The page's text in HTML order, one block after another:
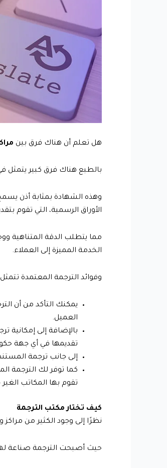
هل تعلم أن هناك فرق بين
بالطبع هناك فرق كبير يتمثل
وهذه الشهادة بمثابة أذن
الأوراق الرسمية، التي تقوم
مما يتطلب الدقة المتناهية
الخدمة المميزة إلى العملاء.
وفوائد الترجمة المعتمدة تتمثل
يمكنك التأكد من أن
العميل.
بالإضافة إلى إمكانية
تقديمها في أي جهة
إلى جانب ترجمة
كما توفر لك الترجمة
تقوم بها المكاتب
كيف تختار مكتب الترجمة
نظرًا إلى وجود الكثير من
حيث أصبحت الترجمة صناعة